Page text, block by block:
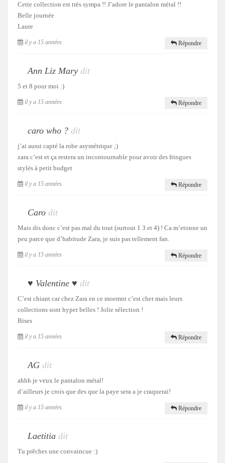
Cette collection est très sympa !! J’adore le pantalon métal !!
Belle journée
Laure
il y a 15 années Répondre
Ann Liz Mary dit
5 et 8 pour moi :)
il y a 15 années Répondre
caro who ? dit
j’ai aussi capté la robe asymétrique ;)
zara c’est et ça restera un incontournable pour avoir des fringues
stylés à petit budget
il y a 15 années Répondre
Caro dit
Mais dis donc c’est pas mal du tout (surtout 1 3 et 4) ! Ca m’etonne un
peu parce que d’habitude Zara, je suis pas tellement fan.
il y a 15 années Répondre
♥ Valentine ♥ dit
C’est chiant car chez Zara en ce moemnt c’est cher mais leurs
collections sont hyper belles ! Jolie sélection !
Bises
il y a 15 années Répondre
AG dit
ahhh je veux le pantalon métal!
d’ailleurs je crois que des que la paye sera a je craquerai!
il y a 15 années Répondre
Laetitia dit
Tu prêches une convaincue :)